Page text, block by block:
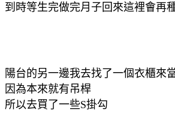
到時等生完做完月子回來這裡會再
陽台的另一邊我去找了一個衣櫃來
因為本來就有吊桿
所以去買了一些S掛勾